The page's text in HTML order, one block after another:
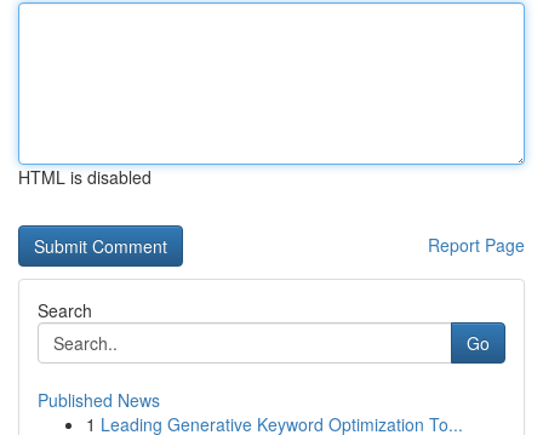
HTML is disabled
Report Page
Search
Go
Published News
1 Leading Generative Keyword Optimization To...